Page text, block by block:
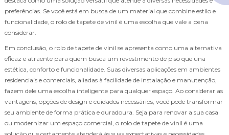
preferências. Se você está em busca de um material que combine estilo e
funcionalidade, o rolo de tapete de vinil é uma escolha que vale a pena
considerar.
Em conclusão, o rolo de tapete de vinil se apresenta como uma alternativa
eficaz e atraente para quem busca um revestimento de piso que una
estética, conforto e funcionalidade. Suas diversas aplicações em ambientes
residenciais e comerciais, aliadas à facilidade de instalação e manutenção,
fazem dele uma escolha inteligente para qualquer espaço. Ao considerar as
vantagens, opções de design e cuidados necessários, você pode transformar
seu ambiente de forma prática e duradoura. Seja para renovar a sua casa
ou modernizar um espaço comercial, o rolo de tapete de vinil é uma